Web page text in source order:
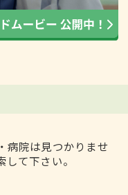
病院は見つかりませ
て下さい。